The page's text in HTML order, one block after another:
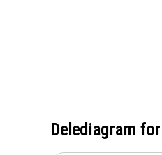
Delediagram for